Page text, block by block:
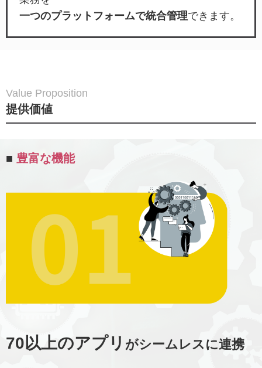
一つのプラットフォームで統合管理できます。
Value Proposition
提供価値
■ 豊富な機能
70以上のアプリ がシームレスに連携